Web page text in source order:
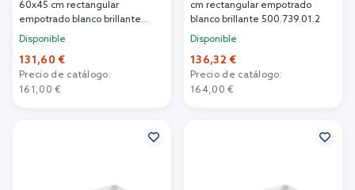
60x45 cm rectangular
empotrado blanco brillante
500.307.01.7
Disponible
131,60 €
Precio de catálogo:
161,00 €
cm rectangular empotrado
blanco brillante 500.739.01.2
Disponible
136,32 €
Precio de catálogo:
164,00 €